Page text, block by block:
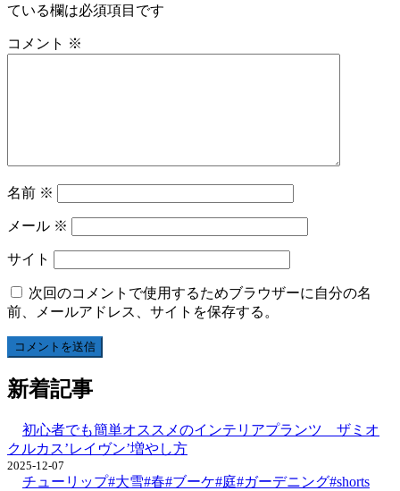
ている欄は必須項目です
コメント ※
名前 ※
メール ※
サイト
次回のコメントで使用するためブラウザーに自分の名
前、メールアドレス、サイトを保存する。
新着記事
初心者でも簡単オススメのインテリアプランツ ザミオ
クルカス’レイヴン’増やし方
2025-12-07
チューリップ#大雪#春#ブーケ#庭#ガーデニング#shorts